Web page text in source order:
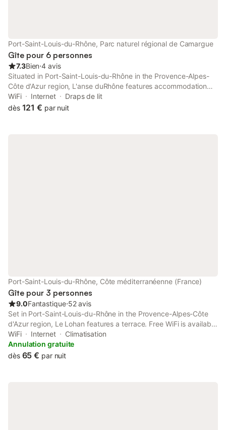
Port-Saint-Louis-du-Rhône, Parc naturel régional de Camargue
Gîte pour 6 personnes
7.3Bien⋅4 avis
Situated in Port-Saint-Louis-du-Rhône in the Provence-Alpes-
Côte d'Azur region, L'anse duRhône features accommodation
with free WiFi and free private parking. The property has river
views.
WiFi Internet
Draps de lit
dès 121 € par nuit
Port-Saint-Louis-du-Rhône, Côte méditerranéenne (France)
Gîte pour 3 personnes
9.0Fantastique⋅52 avis
Set in Port-Saint-Louis-du-Rhône in the Provence-Alpes-Côte
d'Azur region, Le Lohan features a terrace. Free WiFi is available
throughout the property and Arles Amphitheatre is 49 km away.
The spacious homestay comes with a flat-screen TV.
WiFi Internet
Climatisation
Annulation gratuite
dès 65 € par nuit